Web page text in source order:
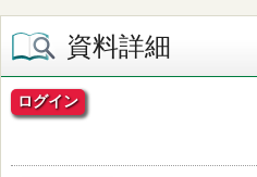
資料詳細
ログイン